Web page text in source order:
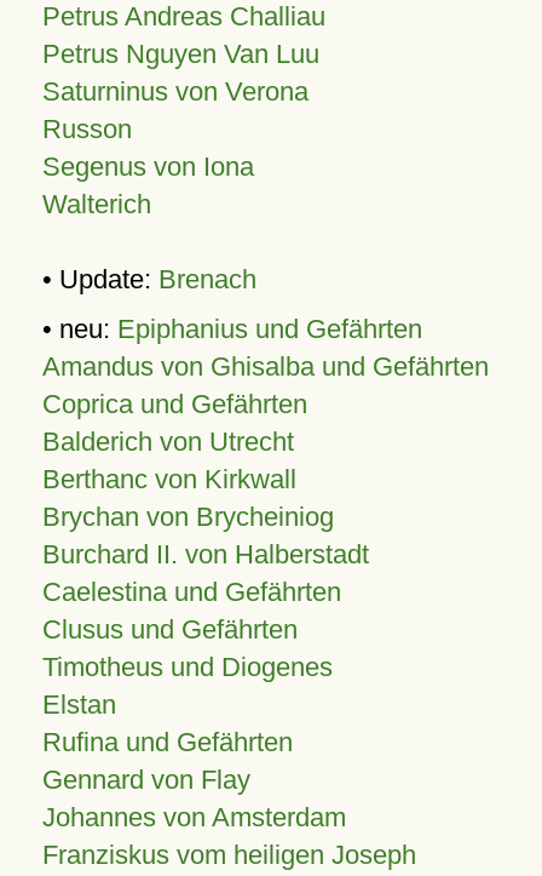
Petrus Andreas Challiau
Petrus Nguyen Van Luu
Saturninus von Verona
Russon
Segenus von Iona
Walterich
• Update: Brenach
• neu: Epiphanius und Gefährten
Amandus von Ghisalba und Gefährten
Coprica und Gefährten
Balderich von Utrecht
Berthanc von Kirkwall
Brychan von Brycheiniog
Burchard II. von Halberstadt
Caelestina und Gefährten
Clusus und Gefährten
Timotheus und Diogenes
Elstan
Rufina und Gefährten
Gennard von Flay
Johannes von Amsterdam
Franziskus vom heiligen Joseph